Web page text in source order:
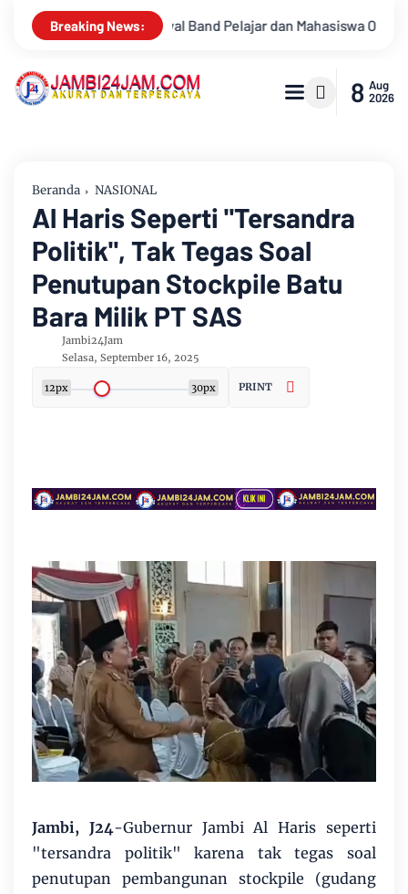
Breaking News:
dan Mahasiswa OJK Provinsi Jambi 2026, Unjuk Kreativitas
8 Aug
2026
Beranda NASIONAL
Al Haris Seperti "Tersandra
Politik", Tak Tegas Soal
Penutupan Stockpile Batu
Bara Milik PT SAS
Jambi24Jam
Selasa, September 16, 2025
12px 30px PRINT
Jambi, J24-Gubernur Jambi Al Haris seperti
"tersandra politik" karena tak tegas soal
penutupan pembangunan stockpile (gudang